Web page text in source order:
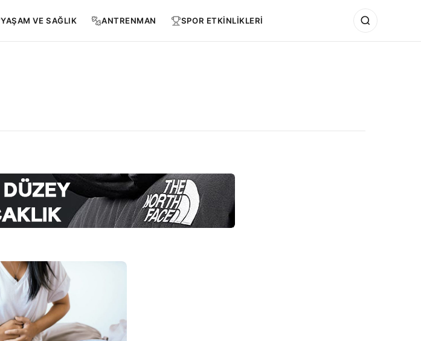
YAŞAM VE SAĞLIK ANTRENMAN SPOR ETKİNLİKLERİ